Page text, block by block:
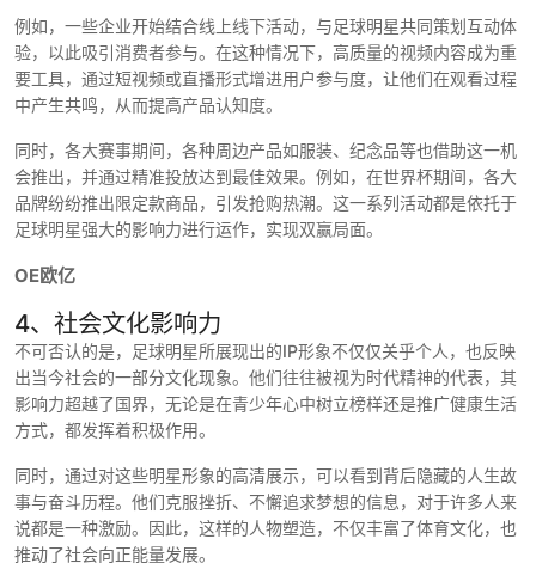
例如，一些企业开始结合线上线下活动，与足球明星共同策划互动体
验，以此吸引消费者参与。在这种情况下，高质量的视频内容成为重
要工具，通过短视频或直播形式增进用户参与度，让他们在观看过程
中产生共鸣，从而提高产品认知度。
同时，各大赛事期间，各种周边产品如服装、纪念品等也借助这一机
会推出，并通过精准投放达到最佳效果。例如，在世界杯期间，各大
品牌纷纷推出限定款商品，引发抢购热潮。这一系列活动都是依托于
足球明星强大的影响力进行运作，实现双赢局面。
OE欧亿
4、社会文化影响力
不可否认的是，足球明星所展现出的IP形象不仅仅关乎个人，也反映
出当今社会的一部分文化现象。他们往往被视为时代精神的代表，其
影响力超越了国界，无论是在青少年心中树立榜样还是推广健康生活
方式，都发挥着积极作用。
同时，通过对这些明星形象的高清展示，可以看到背后隐藏的人生故
事与奋斗历程。他们克服挫折、不懈追求梦想的信息，对于许多人来
说都是一种激励。因此，这样的人物塑造，不仅丰富了体育文化，也
推动了社会向正能量发展。